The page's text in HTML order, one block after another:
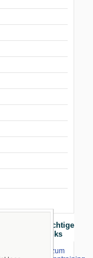
2020-
Wichtige
Links
⇒ zum